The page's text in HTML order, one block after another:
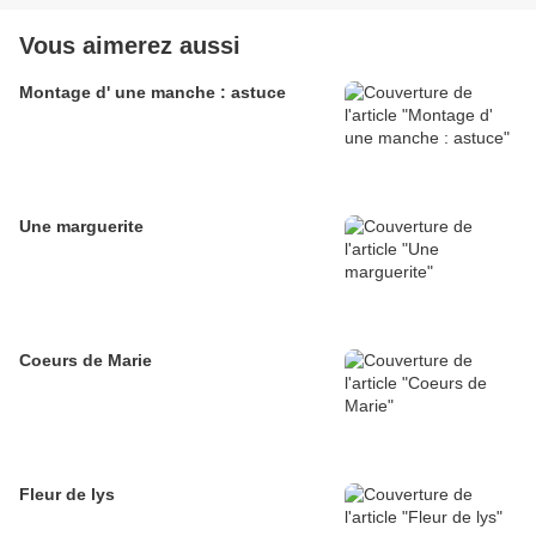
Vous aimerez aussi
Montage d' une manche : astuce
Une marguerite
Coeurs de Marie
Fleur de lys